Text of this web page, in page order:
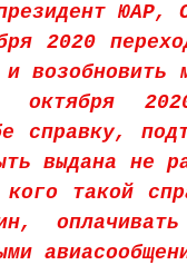
ЮАР,
2020
возобновить
октября
справку,
выдана не
такой